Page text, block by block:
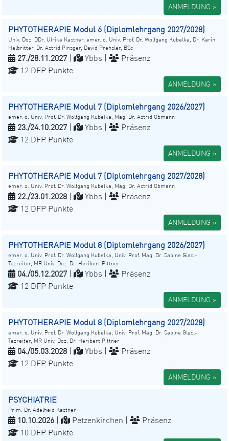
ANMELDUNG »
PHYTOTHERAPIE Modul 6 (Diplomlehrgang 2027/2028)
Univ. Doz. DDr. Ulrike Kastner, emer. o. Univ. Prof. Dr. Wolfgang Kubelka, Dr. Karin
Halbritter, Dr. Astrid Pinsger, David Prehsler, BSc
27./28.11.2027 Ybbs |
Präsenz
12 DFP Punkte
ANMELDUNG »
PHYTOTHERAPIE Modul 7 (Diplomlehrgang 2026/2027)
emer. o. Univ. Prof. Dr. Wolfgang Kubelka, Mag. Dr. Astrid Obmann
23./24.10.2027 Ybbs |
Präsenz
12 DFP Punkte
ANMELDUNG »
PHYTOTHERAPIE Modul 7 (Diplomlehrgang 2027/2028)
emer. o. Univ. Prof. Dr. Wolfgang Kubelka, Mag. Dr. Astrid Obmann
22./23.01.2028 Ybbs |
Präsenz
12 DFP Punkte
ANMELDUNG »
PHYTOTHERAPIE Modul 8 (Diplomlehrgang 2026/2027)
emer. o. Univ. Prof. Dr. Wolfgang Kubelka, Univ. Prof. Mag. Dr. Sabine Glasl-
Tazreiter, MR Univ. Doz. Dr. Heribert Pittner
04./05.12.2027 Ybbs |
Präsenz
12 DFP Punkte
ANMELDUNG »
PHYTOTHERAPIE Modul 8 (Diplomlehrgang 2027/2028)
emer. o. Univ. Prof. Dr. Wolfgang Kubelka, Univ. Prof. Mag. Dr. Sabine Glasl-
Tazreiter, MR Univ. Doz. Dr. Heribert Pittner
04./05.03.2028 Ybbs |
Präsenz
12 DFP Punkte
ANMELDUNG »
PSYCHIATRIE
Prim. Dr. Adelheid Kastner
10.10.2026 Petzenkirchen |
Präsenz
10 DFP Punkte